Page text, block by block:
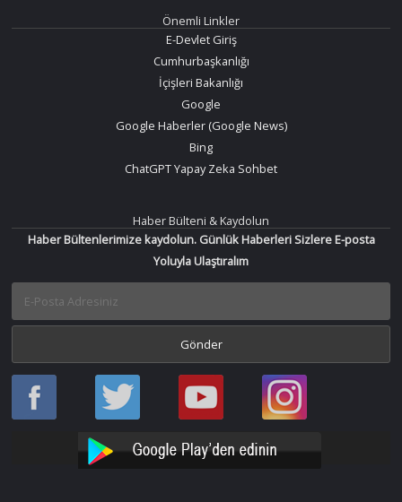
Önemli Linkler
E-Devlet Giriş
Cumhurbaşkanlığı
İçişleri Bakanlığı
Google
Google Haberler (Google News)
Bing
ChatGPT Yapay Zeka Sohbet
Haber Bülteni & Kaydolun
Haber Bültenlerimize kaydolun. Günlük Haberleri Sizlere E-posta
Yoluyla Ulaştıralım
Haber
Oku
Haber
Oku
Bir
Haber
YouTube
Bir
Haber
Instagram